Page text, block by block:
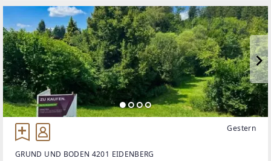
Gestern
GRUND UND BODEN 4201 EIDENBERG